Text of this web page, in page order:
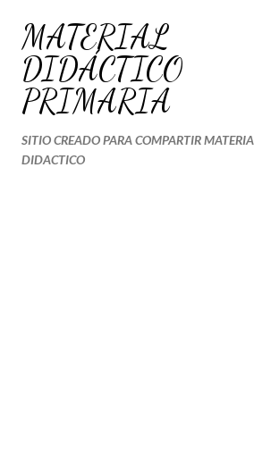
Ir al contenido
MATERIAL
DIDÁCTICO
PRIMARIA
SITIO CREADO PARA COMPARTIR
DIDACTICO